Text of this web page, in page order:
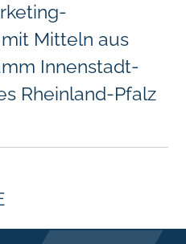
Mitteln aus
Innenstadt-
Rheinland-Pfalz